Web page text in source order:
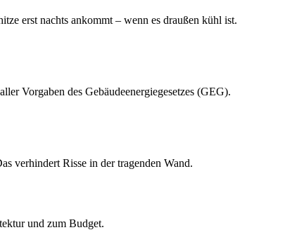
erst nachts ankommt – wenn es draußen kühl ist.
Vorgaben des Gebäudeenergiegesetzes (GEG).
verhindert Risse in der tragenden Wand.
und zum Budget.